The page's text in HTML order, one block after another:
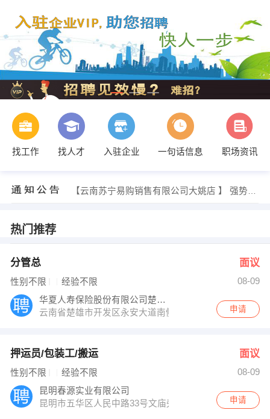
找工作 找人才 入驻企业 一句话信息 职场资讯
【云南苏宁易购销售有限公司大姚店 】 强势入驻
人事部 发布 [押运员/包装工/搬运 ] 招聘信息
发布 [包装工 ] 招聘信息
人事部 发布 [市政设计师 ] 招聘信息
【云南苏宁易购销售有限公司大姚店 】 强势入驻
热门推荐
分管总 面议
性别不限 经验不限
08-09
华夏人寿保险股份有限公司楚雄中心支公司
云南省楚雄市开发区永安大道南侧盘龙云海国际公寓商
申请
押运员/包装工/搬运 面议
性别不限 经验不限
08-09
昆明春源实业有限公司
昆明市五华区人民中路33号文庙旁
申请